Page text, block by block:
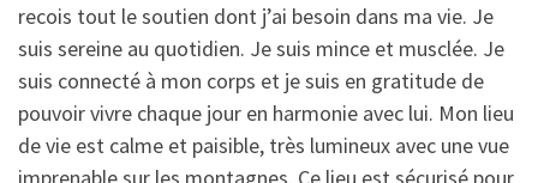
recois tout le soutien dont j’ai besoin dans ma vie. Je
suis sereine au quotidien. Je suis mince et musclée. Je
suis connecté à mon corps et je suis en gratitude de
pouvoir vivre chaque jour en harmonie avec lui. Mon lieu
de vie est calme et paisible, très lumineux avec une vue